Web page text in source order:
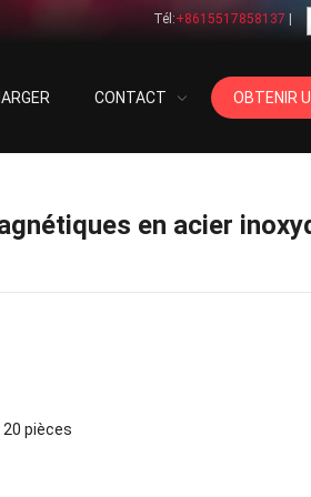
Tél:+8615517858137
CONTACT OBTENIR
en acier
pièces